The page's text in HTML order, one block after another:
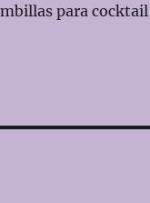
para